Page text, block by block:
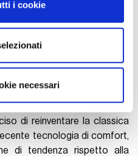
contenuti ed
inoltre
il nostro sito con i
di analisi dei dati web,
potrebbero combinarle
loro o che hanno
servizi.
i cookie
necessari
di reinventare la classica
tecnologia di comfort,
di tendenza rispetto alla